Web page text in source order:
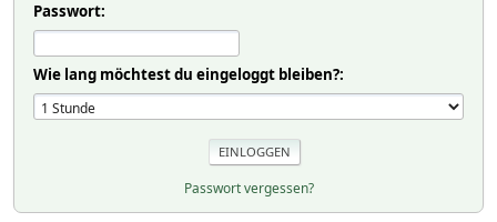
Passwort:
Wie lang möchtest du eingeloggt bleiben?:
Passwort vergessen?